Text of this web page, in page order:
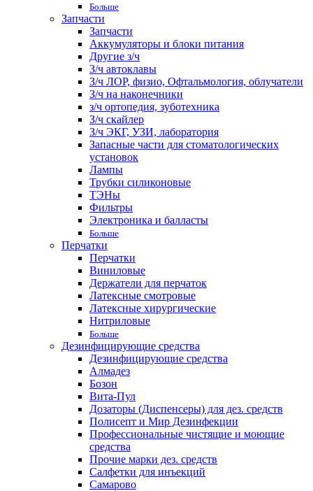
Больше
Запчасти
Запчасти
Аккумуляторы и блоки питания
Другие з/ч
З/ч автоклавы
З/ч ЛОР, физио, Офтальмология, облучатели
З/ч на наконечники
з/ч ортопедия, зуботехника
З/ч скайлер
З/ч ЭКГ, УЗИ, лаборатория
Запасные части для стоматологических
установок
Лампы
Трубки силиконовые
ТЭНы
Фильтры
Электроника и балласты
Больше
Перчатки
Перчатки
Виниловые
Держатели для перчаток
Латексные смотровые
Латексные хирургические
Нитриловые
Больше
Дезинфицирующие средства
Дезинфицирующие средства
Алмадез
Бозон
Вита-Пул
Дозаторы (Диспенсеры) для дез. средств
Полисепт и Мир Дезинфекции
Профессиональные чистящие и моющие
средства
Прочие марки дез. средств
Салфетки для инъекций
Самарово